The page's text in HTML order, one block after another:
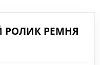
РОЛИК РЕМНЯ